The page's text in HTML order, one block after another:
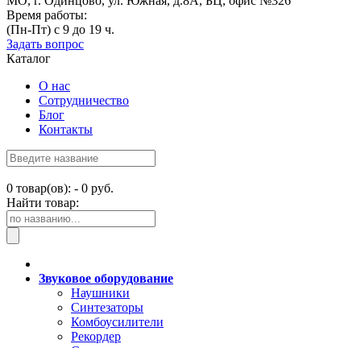
Время работы:
(Пн-Пт) с 9 до 19 ч.
Задать вопрос
Каталог
О нас
Сотрудничество
Блог
Контакты
0 товар(ов): - 0 руб.
Найти товар:
Звуковое оборудование
Наушники
Синтезаторы
Комбоусилители
Рекордер